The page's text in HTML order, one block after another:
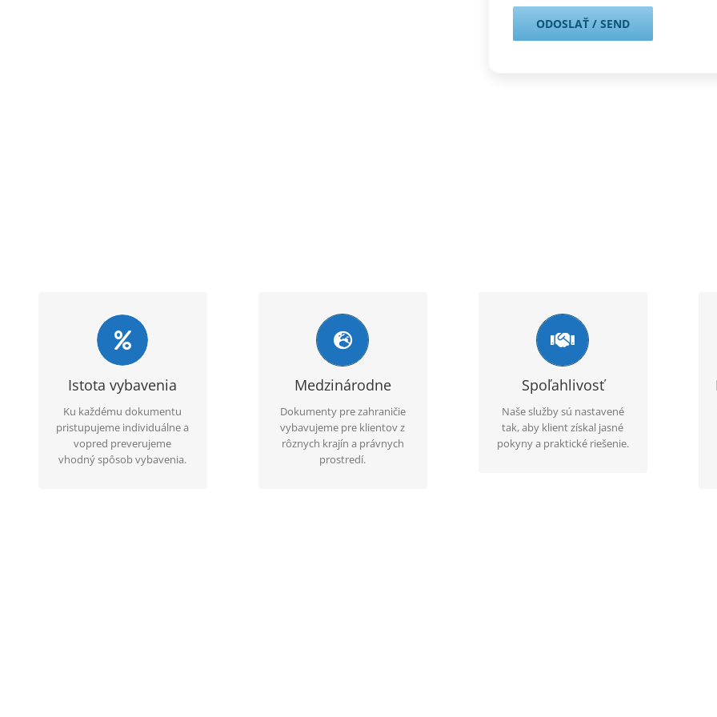
Istota vybavenia
Ku každému dokumentu
pristupujeme individuálne a
vopred preverujeme
vhodný spôsob vybavenia.
Overený postup
Klientov informujeme o
predpokladanom trvaní
služby a priebežne
sledujeme stav spracovania.
Medzinárodne
Dokumenty pre zahraničie
vybavujeme pre klientov z
rôznych krajín a právnych
prostredí.
Globálne skúsenosti
Vďaka medzinárodným
skúsenostiam vieme zvoliť
postup vhodný pre
krajinu použitia.
Spoľahlivosť
Naše služby sú nastavené
tak, aby klient získal jasné
pokyny a praktické riešenie.
Komplexný servis
Okrem apostily
zabezpečujeme aj úradné
preklady, legalizačné úkony,
nostrifikácie, aprobácie a
pomoc pri získaní originálov
dokumentov.